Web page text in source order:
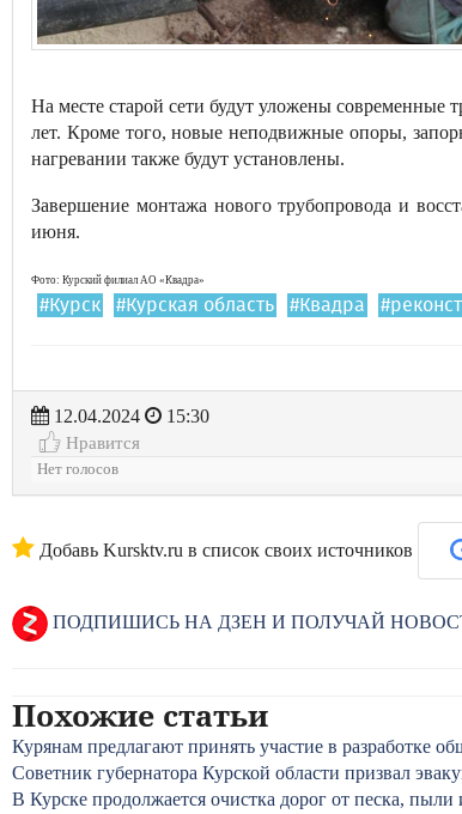
На месте старой сети будут уложены
лет. Кроме того, новые неподвижные опоры,
нагревании также будут установлены.
Завершение монтажа нового трубопровода и
июня.
Фото: Курский филиал АО «Квадра»
#Курск #Курская область #Квадра
12.04.2024
15:30
Нравится
Нет голосов
Добавь Kursktv.ru в список своих источников
ПОДПИШИСЬ НА ДЗЕН И ПОЛУЧАЙ
Похожие статьи
Курянам предлагают принять участие в разработке
Советник губернатора Курской области призвал
В Курске продолжается очистка дорог от песка, пыли